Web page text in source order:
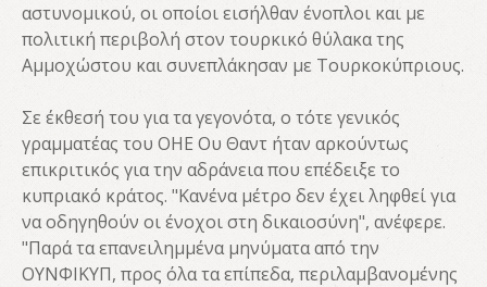
αστυνομικού, οι οποίοι εισήλθαν ένοπλοι και με
πολιτική περιβολή στον τουρκικό θύλακα της
Αμμοχώστου και συνεπλάκησαν με Τουρκοκύπριους.
Σε έκθεσή του για τα γεγονότα, ο τότε γενικός
γραμματέας του ΟΗΕ Ου Θαντ ήταν αρκούντως
επικριτικός για την αδράνεια που επέδειξε το
κυπριακό κράτος. "Κανένα μέτρο δεν έχει ληφθεί για
να οδηγηθούν οι ένοχοι στη δικαιοσύνη", ανέφερε.
"Παρά τα επανειλημμένα μηνύματα από την
ΟΥΝΦΙΚΥΠ, προς όλα τα επίπεδα, περιλαμβανομένης